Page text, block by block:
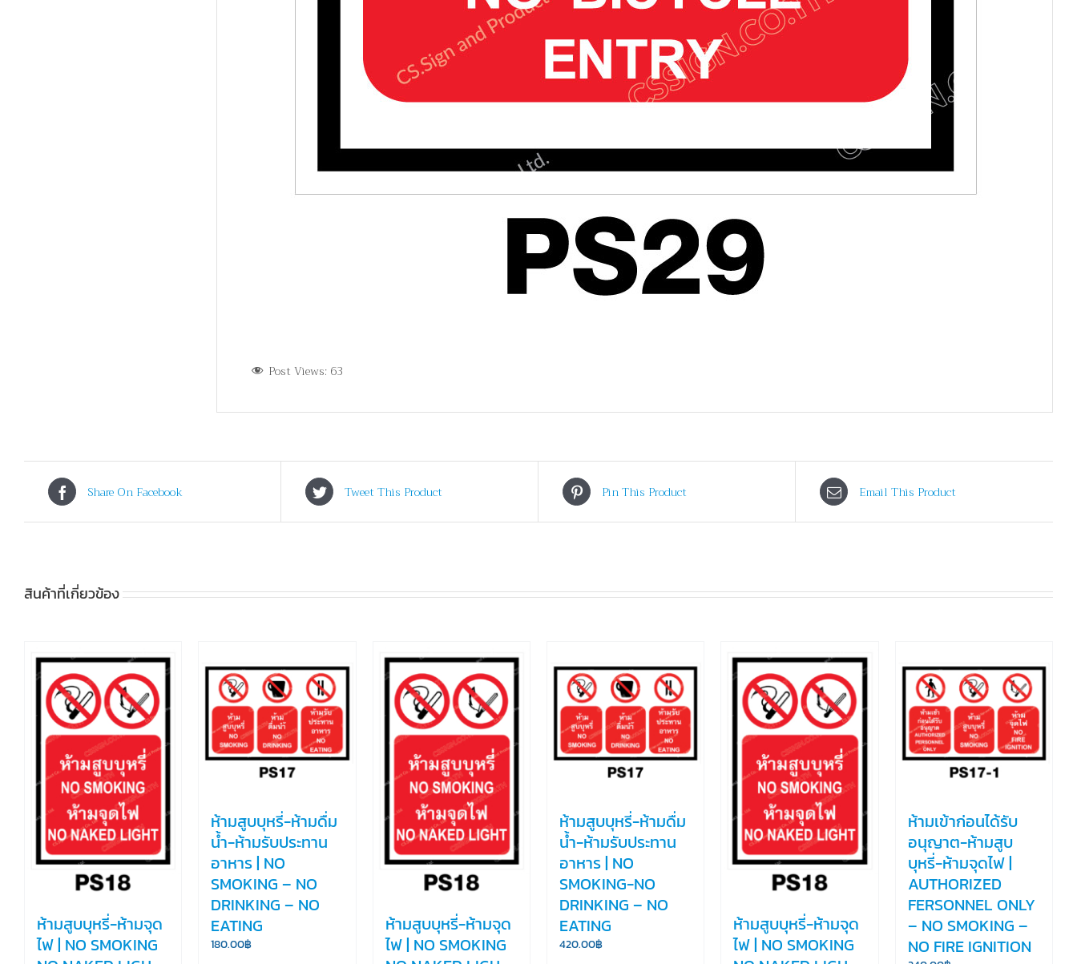
Post Views: 63
Share On Facebook Tweet This Product Pin This Product Email This Product
สินค้าที่เกี่ยวข้อง
ห้ามสูบบุหรี่-ห้ามจุด
ไฟ | NO SMOKING
ห้ามสูบบุหรี่-ห้ามดื่ม
น้ำ-ห้ามรับประทาน
อาหาร | NO
SMOKING – NO
DRINKING – NO
EATING
180.00฿
ห้ามสูบบุหรี่-ห้ามจุด
ไฟ | NO SMOKING
ห้ามสูบบุหรี่-ห้ามดื่ม
น้ำ-ห้ามรับประทาน
อาหาร | NO
SMOKING-NO
DRINKING – NO
EATING
420.00฿
ห้ามสูบบุหรี่-ห้ามจุด
ไฟ | NO SMOKING
ห้ามเข้าก่อนได้รับ
อนุญาต-ห้ามสูบ
บุหรี่-ห้ามจุดไฟ |
AUTHORIZED
FERSONNEL ONLY
– NO SMOKING –
NO FIRE IGNITION